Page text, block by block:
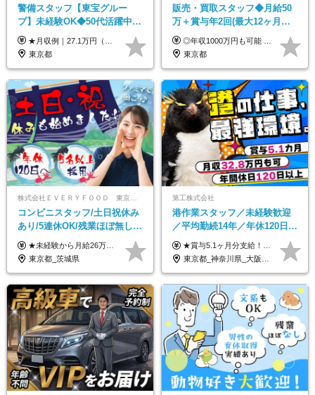
警備スタッフ【東宝グルー
プ】未経験OK◆50代活躍中
◆1勤務で2日分休み◆8割が座
り仕事◆賞与年2回
★月収例｜27.1万円（月給+残業代2.4万円+資格手当0.2万円+家族手当0.85万円） ★賞与年2回＆充実した手当あり！ ■月給23万6,500円～＋賞与年2回＋各種手当 ┗月給には職務手当19,500円、調整手当15,000円、住宅手当18,500円、契約社員手当1,500円を含みます ※試用期間4ヶ月(期間中の給与・待遇の差異はありません) ━━━━━━━━━━ 各種手当も充実！ ━━━━━━━━━━ ★家族手当 ★役付手当 ★資格手当 ★年末年始勤務手当 ★交通費支給（月5万円以内／6ヶ月分の定期代を支給） ★残業・深夜残業手当（全額支給） ━━━━━━━━━━ 給与支給日は毎月25日です ━━━━━━━━━━ 例：1月1日付入社の場合 1月25日に基本給+変動しない手当を支給 2月25日に前月分の残業手当など変動する手当を支給
東京都
販売・買取スタッフ◆月給50
万＋賞与年2回(最大12ヶ月分
支給)◆前職給与保証◆年収
1000万可◆オープニング
◎年収1000万円も可能 ◎複雑な条件やノルマは一切なし！ 頑張った分だけシンプルに還元される給与体系です。 経験者の方には「前職給与保証」をお約束します！ ■月給50万円～80万円（役職手当を含む） ★平均月収：60～70万円程度 ★「〇件以上で支給」といった複雑な条件やノルマの縛りは一切ありません。 お客様に寄り添い、利益が出た分はしっかりとあなたの給与へ還元します！ ※経験・能力を考慮のうえ決定します。 ※試用期間3ヶ月あり。その間の待遇・給与に差異はありません。 ※上記の金額は固定残業代（20時間/5万円～）含んだ金額です。 超過分は別途記載します。
東京都
株式会社ＥＶＥＲＹＦＯＯＤ 東京本社
コンビニスタッフ/土日祝休み
あり/5連休OK/残業ほぼ無し/
賞与年2回/トイレ掃除・夜勤
無し/面接1回
★未経験から月給26万円スタート！ ★毎年1回（12月）の昇給＋賞与（年2回）で給与にしっかり反映！ 月給26万円＋賞与年2回＋交通費全額支給 ※リーダー・店長昇格後は基本給2万円UP＋役職手当支給 ※経験・スキルを考慮の上、決定します ※上記金額には固定残業代（21時間分・3万7300円以上）を含みます。超過分は別途全額支給します ※試用期間3ヶ月間あり（期間中の給与・待遇に差異はありません）
東京都_茨城県
第工株式会社
港作業スタッフ／未経験歓迎
／平均勤続14年／年休120日以
上／食事手当・家族手当あり
／賞与5.1ヶ月分
★賞与5.1ヶ月分支給！ ★入社3年目・30代で年収730万円の先輩も活躍中！ ★入社1年目・20代で月収29万円の実績あり 月給：22.5万円～30.5万円＋各種手当＋賞与年2回＋残業代全額支給 ※経験・能力などを考慮のうえ決定します ※上記月給には食事手当(5000円／月）を含みます ※残業代は分単位で100％支給いたします ※試用期間3ヶ月。その間の給与・待遇に差異はありません 【月収例】 ◆33.5万円／31歳 入社7か月 ◆38.5万円／32歳 入社1年目 ◆48.4万円／44歳 入社12年目 ※経験・能力などを考慮のうえ決定 ※月収・給与例には休日手当も含みます 【手当詳細】 ◆交通費規定支給（上限3万5000円／月） ◆時間外手当全額支給 ◆休日出勤手当 ◆港湾住宅あり（1R・2万円台～） ◆資格取得支援制度：全額負担 ◆地域手当：関東地区1万円／月
東京都_神奈川県_大阪府_愛知県_兵庫県